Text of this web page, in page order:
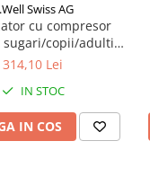
Swiss AG
cu compresor
copii/adulti
PRO-115 Zephyr
314,10 Lei
IN STOC
IN COS